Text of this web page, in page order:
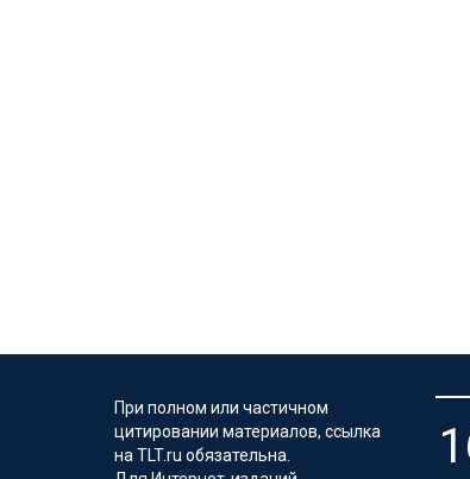
При полном или частичном
цитировании материалов, ссылка
на TLT.ru обязательна.